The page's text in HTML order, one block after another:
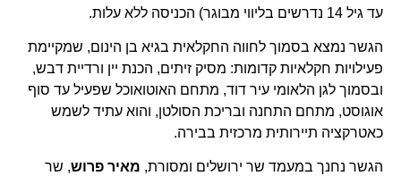
עד גיל 14 נדרשים בליווי מבוגר) הכניסה ללא עלות.
הגשר נמצא בסמוך לחווה החקלאית בגיא בן הינום, שמקיימת
פעילויות חקלאיות קדומות: מסיק זיתים, הכנת יין ורדיית דבש,
ובסמוך לגן הלאומי עיר דוד, מתחם האוטואוכל שפעיל עד סוף
אוגוסט, מתחם התחנה ובריכת הסולטן, והוא עתיד לשמש
כאטרקציה תיירותית מרכזית בבירה.
הגשר נחנך במעמד שר ירושלים ומסורת, מאיר פרוש, שר